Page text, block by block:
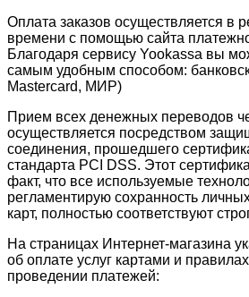
Оплата заказов осуществляется в
времени с помощью сайта
Благодаря сервису Yookassa вы
самым удобным способом:
Mastercard, МИР)
Прием всех денежных переводов
осуществляется посредством
соединения, прошедшего
стандарта PCI DSS. Этот
факт, что все используемые
регламентирую сохранность
карт, полностью соответствуют
На страницах Интернет-магазина
об оплате услуг картами и
проведении платежей: